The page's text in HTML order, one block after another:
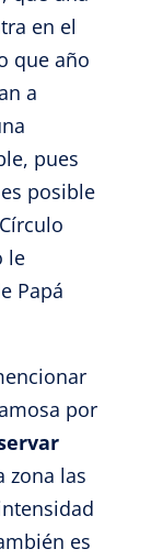
en el
que año
a
pues
posible
le
Papá
por
zona las
es